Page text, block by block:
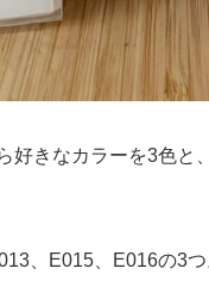
好きなカラーを3色と
、E015、E016の3つ